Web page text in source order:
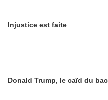
Injustice est faite
Donald Trump, le caïd du